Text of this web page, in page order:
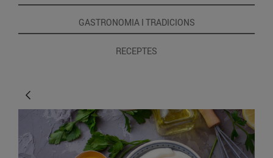
GASTRONOMIA I TRADICIONS
RECEPTES